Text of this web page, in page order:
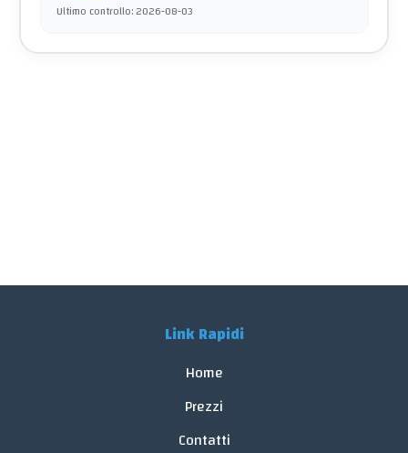
Ultimo controllo:2026-08-03
Link Rapidi
Home
Prezzi
Contatti